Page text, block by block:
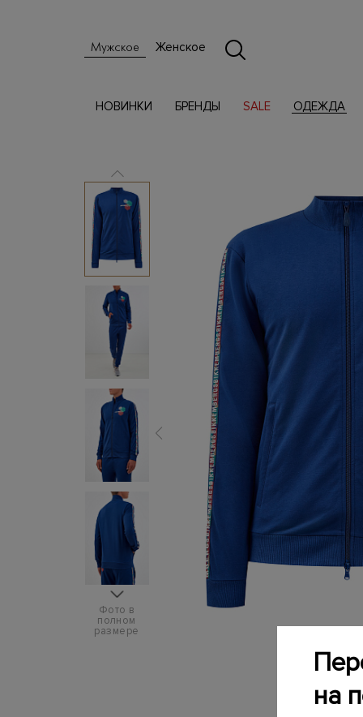
Мужское Женское
НОВИНКИ БРЕНДЫ SALE ОДЕЖДА
Фото в
полном
размере
на